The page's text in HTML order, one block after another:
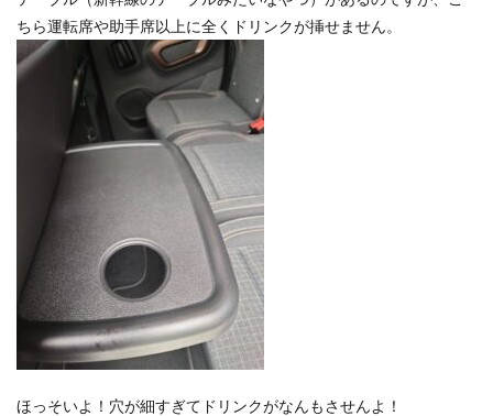
ちら運転席や助手席以上に全くドリンクが挿せません。
ほっそいよ！穴が細すぎてドリンクがなんもさせんよ！